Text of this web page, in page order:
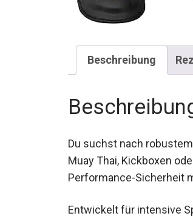
Beschreibung
Du suchst nach
Muay Thai, Kickboxen
Performance-Sicherheit
Entwickelt für intensive